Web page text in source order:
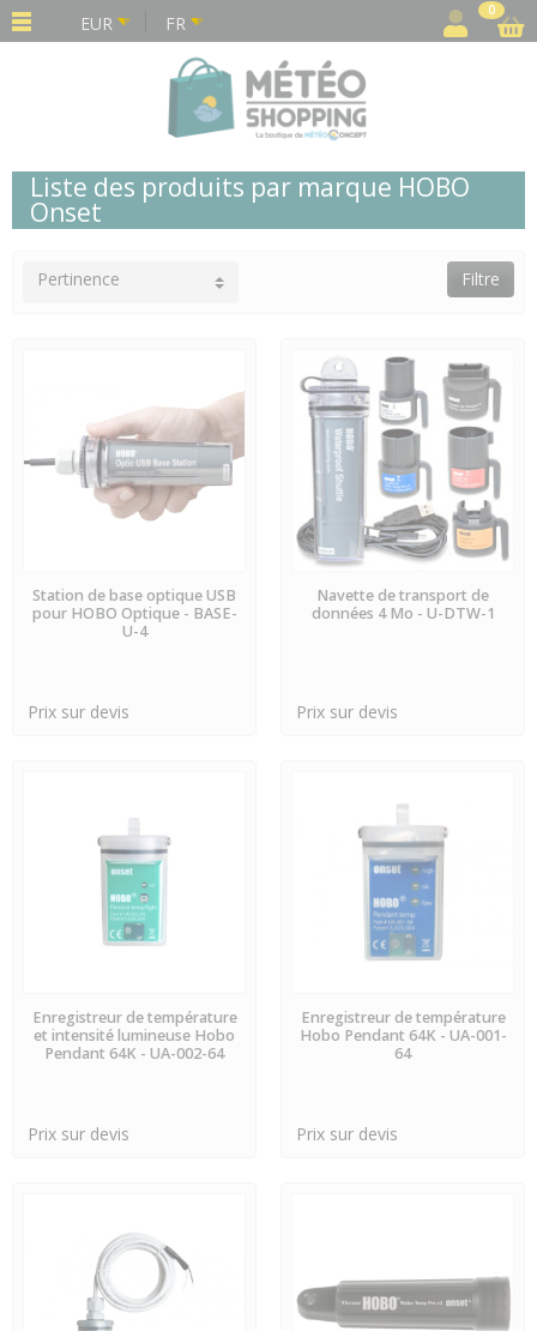
EUR FR
0
Liste des produits par marque HOBO
Onset
Filtre
Pertinence
EN STOCK
Station de base optique USB
pour HOBO Optique - BASE-
U-4
Prix sur devis
EN STOCK
Navette de transport de
données 4 Mo - U-DTW-1
Prix sur devis
EN STOCK
Enregistreur de température
et intensité lumineuse Hobo
Pendant 64K - UA-002-64
Prix sur devis
EN STOCK
Enregistreur de température
Hobo Pendant 64K - UA-001-
64
Prix sur devis
Panneau de gestion des cookies